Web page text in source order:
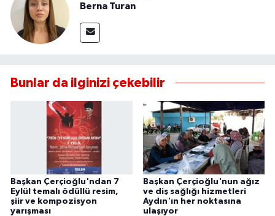
Berna Turan
Bunlar da ilginizi çekebilir
Başkan Çerçioğlu'ndan 7
Eylül temalı ödüllü resim,
şiir ve kompozisyon
yarışması
Başkan Çerçioğlu'nun ağız
ve diş sağlığı hizmetleri
Aydın'ın her noktasına
ulaşıyor